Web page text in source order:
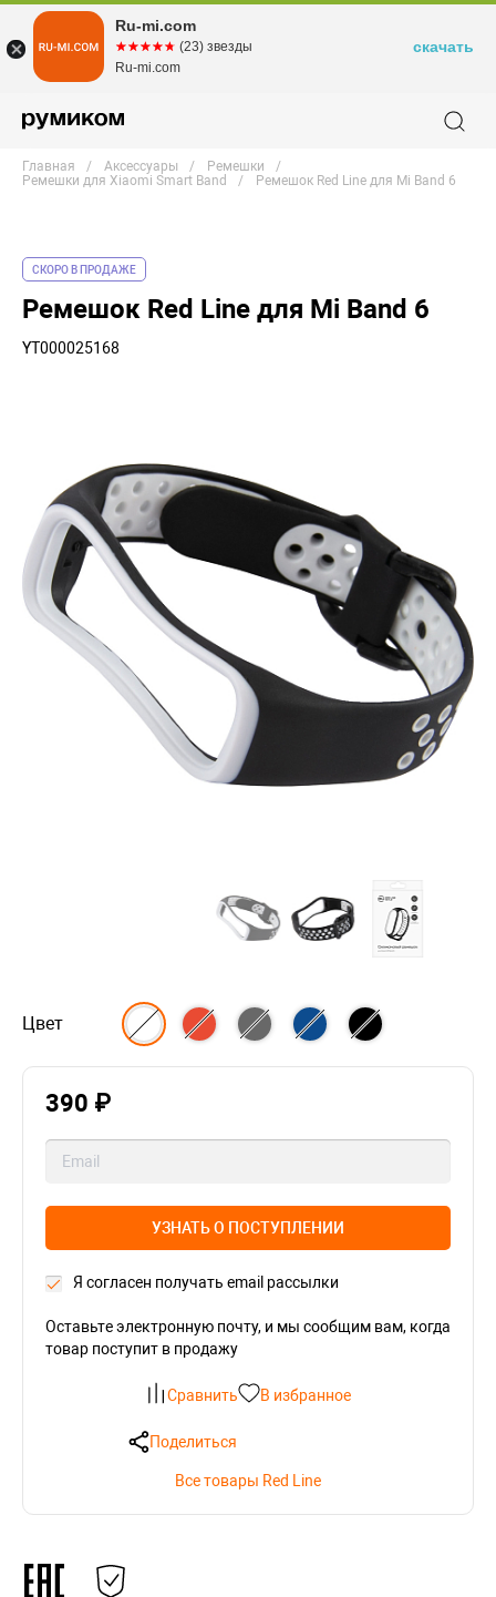
Главная Аксессуары
Ремешки
Ремешки для Xiaomi Smart Band
Ремешок Red Line для Mi Band 6
СКОРО В ПРОДАЖЕ
Ремешок Red Line для Mi Band 6
YT000025168
Цвет
390 ₽
УЗНАТЬ О ПОСТУПЛЕНИИ
Я согласен получать email рассылки
Оставьте электронную почту, и мы сообщим вам, когда
товар поступит в продажу
Сравнить В избранное
Поделиться
Все товары Red Line
Ru-mi.com
☆☆☆☆☆
★★★★★ (23) звезды
Ru-mi.com
скачать